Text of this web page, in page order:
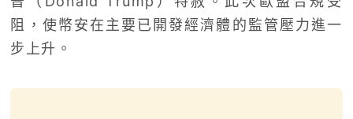
阻，使幣安在主要已開發經濟體的監管壓力進一
步上升。